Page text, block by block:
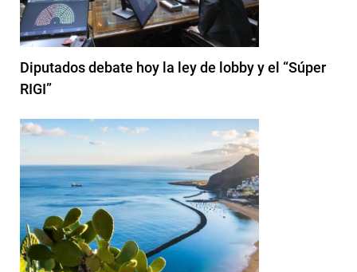
Diputados debate hoy la ley de lobby y el “Súper
RIGI”